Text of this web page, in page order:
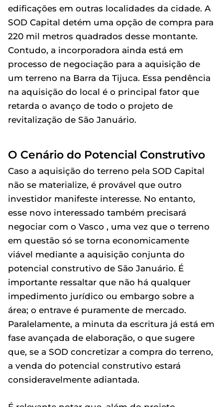
edificações em outras localidades da cidade. A
SOD Capital detém uma opção de compra para
220 mil metros quadrados desse montante.
Contudo, a incorporadora ainda está em
processo de negociação para a aquisição de
um terreno na Barra da Tijuca. Essa pendência
na aquisição do local é o principal fator que
retarda o avanço de todo o projeto de
revitalização de São Januário.
O Cenário do Potencial Construtivo
Caso a aquisição do terreno pela SOD Capital
não se materialize, é provável que outro
investidor manifeste interesse. No entanto,
esse novo interessado também precisará
negociar com o Vasco , uma vez que o terreno
em questão só se torna economicamente
viável mediante a aquisição conjunta do
potencial construtivo de São Januário. É
importante ressaltar que não há qualquer
impedimento jurídico ou embargo sobre a
área; o entrave é puramente de mercado.
Paralelamente, a minuta da escritura já está em
fase avançada de elaboração, o que sugere
que, se a SOD concretizar a compra do terreno,
a venda do potencial construtivo estará
consideravelmente adiantada.